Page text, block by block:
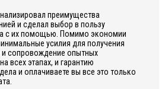
преимущества
и сделал выбор в пользу
с их помощью. Помимо экономии
усилия для получения
и сопровождение опытных
всех этапах, и гарантию
и оплачиваете вы все это только